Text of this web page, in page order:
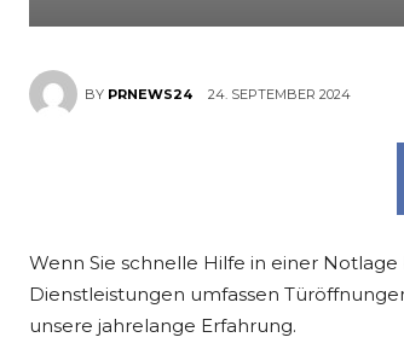
BY PRNEWS24 24. SEPTEMBER 2024
Wenn Sie schnelle Hilfe in einer
Dienstleistungen umfassen
unsere jahrelange Erfahrung.